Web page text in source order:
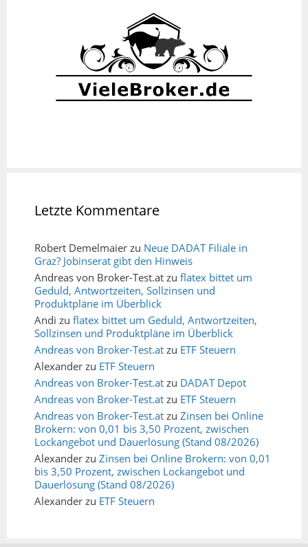
Letzte Kommentare
Robert Demelmaier zu Neue DADAT Filiale in
Graz? Jobinserat gibt den Hinweis
Andreas von Broker-Test.at zu flatex bittet um
Geduld, Antwortzeiten, Sollzinsen und
Produktpläne im Überblick
Andi zu flatex bittet um Geduld, Antwortzeiten,
Sollzinsen und Produktpläne im Überblick
Andreas von Broker-Test.at zu ETF Steuern
Alexander zu ETF Steuern
Andreas von Broker-Test.at zu DADAT Depot
Andreas von Broker-Test.at zu ETF Steuern
Andreas von Broker-Test.at zu Zinsen bei Online
Brokern: von 0,01 bis 3,50 Prozent, zwischen
Lockangebot und Dauerlösung (Stand 08/2026)
Alexander zu Zinsen bei Online Brokern: von 0,01
bis 3,50 Prozent, zwischen Lockangebot und
Dauerlösung (Stand 08/2026)
Alexander zu ETF Steuern